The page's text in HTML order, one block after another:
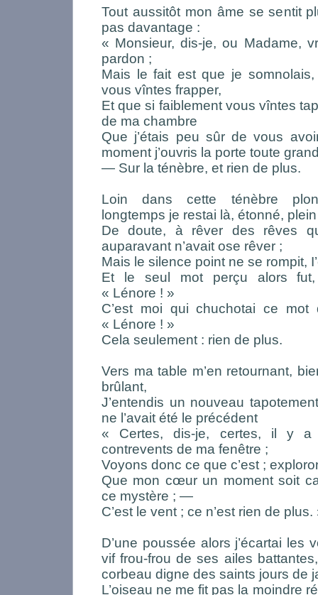
Tout aussitôt mon âme se sentit
pas davantage :
« Monsieur, dis-je, ou Madame,
pardon ;
Mais le fait est que je
vous vîntes frapper,
Et que si faiblement vous vîntes
de ma chambre
Que j’étais peu sûr de vous
moment j’ouvris la porte toute
— Sur la ténèbre, et rien de plus.
Loin dans cette ténèbre
longtemps je restai là, étonné,
De doute, à rêver des rêves
auparavant n’avait ose rêver ;
Mais le silence point ne se rompit,
Et le seul mot perçu alors
« Lénore ! »
C’est moi qui chuchotai ce mot
« Lénore ! »
Cela seulement : rien de plus.
Vers ma table m’en retournant,
brûlant,
J’entendis un nouveau
ne l’avait été le précédent
« Certes, dis-je, certes, il y a
contrevents de ma fenêtre ;
Voyons donc ce que c’est ;
Que mon cœur un moment soit
ce mystère ; —
C’est le vent ; ce n’est rien de plus.
D’une poussée alors j’écartai les
vif frou-frou de ses ailes
corbeau digne des saints jours de
L’oiseau ne me fit pas la moindre